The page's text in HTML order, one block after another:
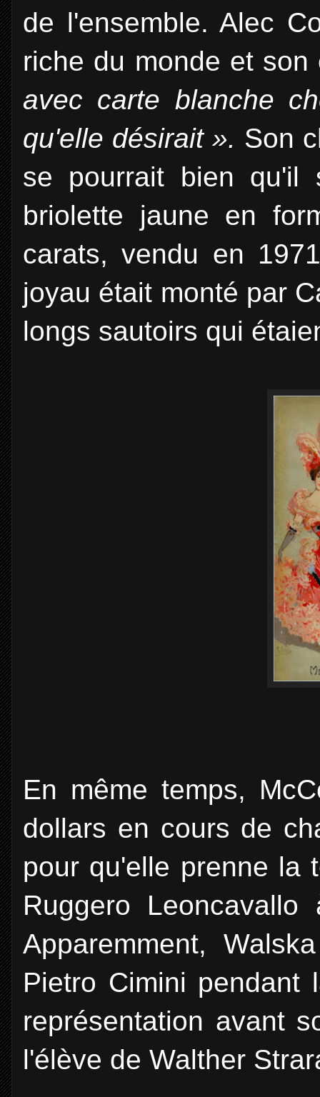
de l'ensemble. Alec
riche du monde et
avec carte blanche
qu'elle désirait ». Son
se pourrait bien qu'il
briolette jaune en
carats, vendu en
joyau était monté par
longs sautoirs qui
En même temps,
dollars en cours de
pour qu'elle prenne la
Ruggero
Apparemment,
Pietro Cimini pendant
représentation avant
l'élève de Walther